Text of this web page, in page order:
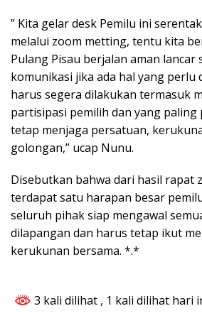
” Kita gelar desk Pemilu ini
melalui zoom metting, tentu kita
Pulang Pisau berjalan aman lancar
komunikasi jika ada hal yang perlu
harus segera dilakukan termasuk
partisipasi pemilih dan yang paling
tetap menjaga persatuan,
golongan,” ucap Nunu.
Disebutkan bahwa dari hasil rapat
terdapat satu harapan besar
seluruh pihak siap mengawal
dilapangan dan harus tetap ikut
kerukunan bersama. *.*
3 kali dilihat , 1 kali dilihat hari